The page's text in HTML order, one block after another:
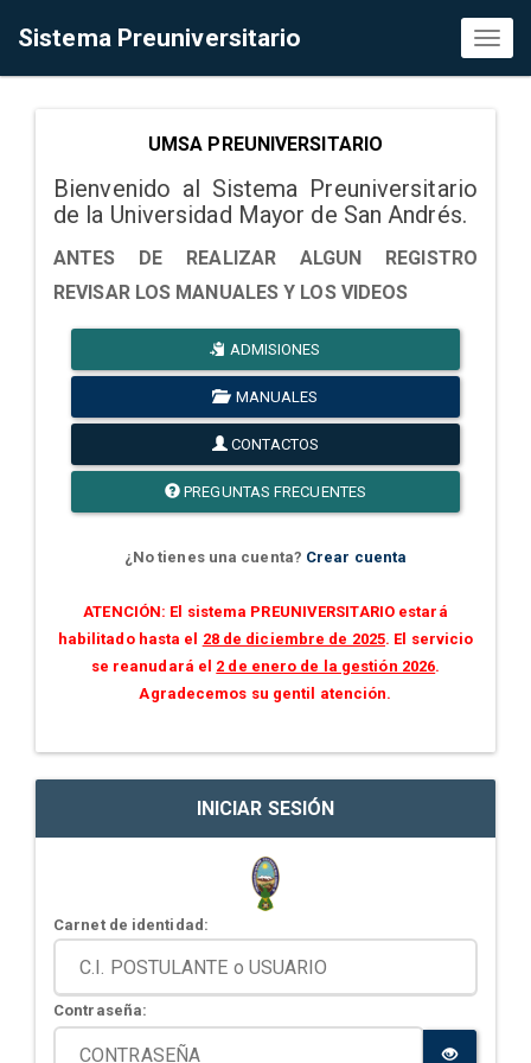
Sistema Preuniversitario
UMSA PREUNIVERSITARIO
Bienvenido al Sistema Preuniversitario
de la Universidad Mayor de San Andrés.
ANTES DE REALIZAR ALGUN REGISTRO
REVISAR LOS MANUALES Y LOS VIDEOS
ADMISIONES
MANUALES
CONTACTOS
PREGUNTAS FRECUENTES
¿No tienes una cuenta? Crear cuenta
ATENCIÓN: El sistema PREUNIVERSITARIO estará
habilitado hasta el 28 de diciembre de 2025. El servicio
se reanudará el 2 de enero de la gestión 2026.
Agradecemos su gentil atención.
INICIAR SESIÓN
Carnet de identidad:
Contraseña: